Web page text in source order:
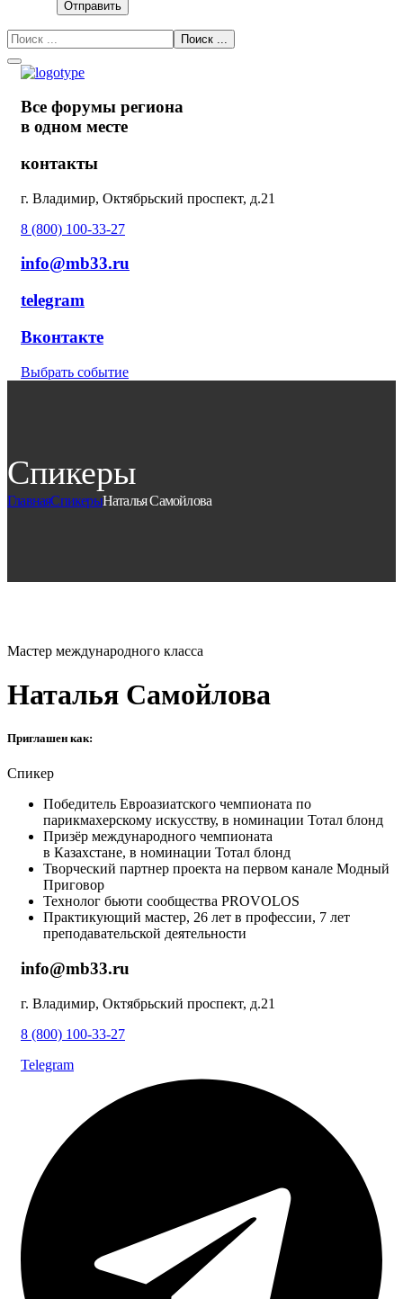
Все форумы региона
в одном месте
контакты
г. Владимир, Октябрьский проспект, д.21
8 (800) 100-33-27
info@mb33.ru
telegram
Вконтакте
Выбрать событие
Спикеры
ГлавнаяСпикерыНаталья Самойлова
Мастер международного класса
Наталья Самойлова
Приглашен как:
Спикер
Победитель Евроазиатского чемпионата по
парикмахерскому искусству, в номинации Тотал блонд
Призёр международного чемпионата
в Казахстане, в номинации Тотал блонд
Творческий партнер проекта на первом канале Модный
Приговор
Технолог бьюти сообщества PROVOLOS
Практикующий мастер, 26 лет в профессии, 7 лет
преподавательской деятельности
info@mb33.ru
г. Владимир, Октябрьский проспект, д.21
8 (800) 100-33-27
Telegram